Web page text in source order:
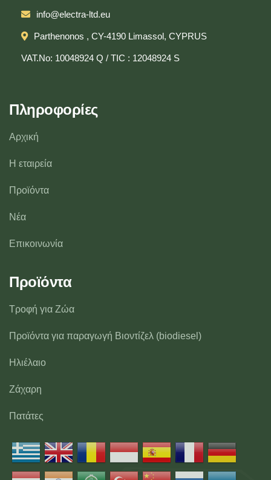
info@electra-ltd.eu
Parthenonos , CY-4190 Limassol, CYPRUS
VAT.No: 10048924 Q / TIC : 12048924 S
Πληροφορίες
Αρχική
Η εταιρεία
Προϊόντα
Νέα
Επικοινωνία
Προϊόντα
Τροφή για Ζώα
Προϊόντα για παραγωγή Βιοντίζελ (biodiesel)
Ηλιέλαιο
Ζάχαρη
Πατάτες